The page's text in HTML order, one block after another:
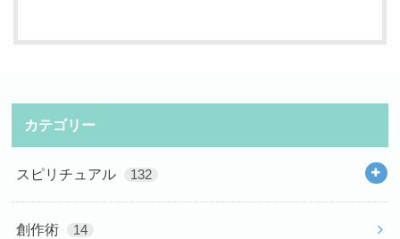
カテゴリー
スピリチュアル 132
創作術 14